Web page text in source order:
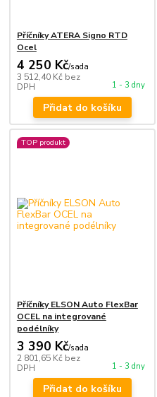
Příčníky ATERA Signo RTD
Ocel
4 250 Kč/sada
3 512,40 Kč bez
DPH
1 - 3 dny
Přidat do košíku
TOP produkt
Příčníky ELSON Auto FlexBar
OCEL na integrované
podélníky
3 390 Kč/sada
2 801,65 Kč bez
DPH
1 - 3 dny
Přidat do košíku